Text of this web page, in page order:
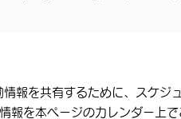
情報を共有するために、スケ
報を本ページのカレンダー上